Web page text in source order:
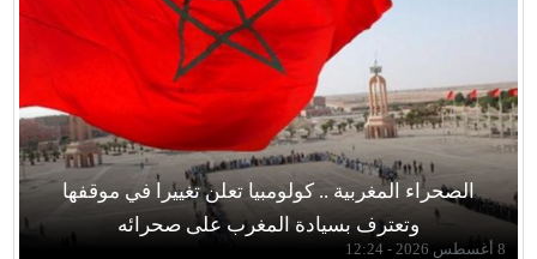
الصحراء المغربية .. كولومبيا تعلن تغييرا في موقفها
وتعترف بسيادة المغرب على صحرائه
8 أغسطس 2026 - 12:24